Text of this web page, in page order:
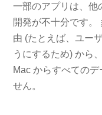
一部のアプリは、他
開発が不十分です。
由 (たとえば、ユー
うにするため) から
Mac からすべての
せん。